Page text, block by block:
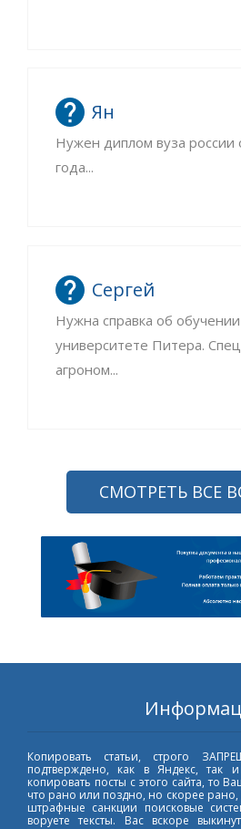
Ян
Нужен диплом вуза россии
года...
Сергей
Нужна справка об
университете Питера.
агроном...
СМОТРЕТЬ ВСЕ
Копировать статьи, строго
подтверждено, как в Яндекс, так
копировать посты с этого сайта, то
что рано или поздно, но скорее
штрафные санкции поисковые
воруете тексты. Вас вскоре